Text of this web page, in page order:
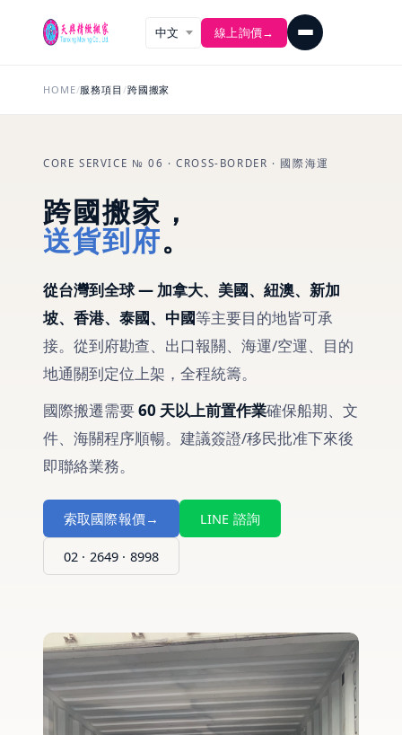
線上詢價→
HOME/服務項目 /跨國搬家
CORE SERVICE № 06 · CROSS-BORDER · 國際海運
跨國搬家，
送貨到府。
從台灣到全球 — 加拿大、美國、紐澳、新加
坡、香港、泰國、中國等主要目的地皆可承
接。從到府勘查、出口報關、海運/空運、目的
地通關到定位上架，全程統籌。
國際搬遷需要60 天以上前置作業確保船期、文
件、海關程序順暢。建議簽證/移民批准下來後
即聯絡業務。
索取國際報價→ LINE 諮詢
02 · 2649 · 8998